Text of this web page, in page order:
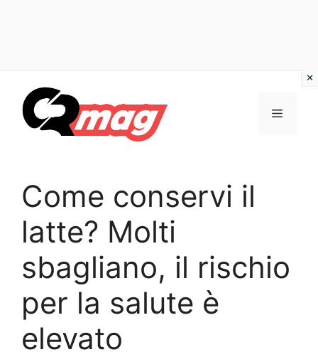
contenuto
Menu
Come conservi il
latte? Molti
sbagliano, il rischio
per la salute è
elevato